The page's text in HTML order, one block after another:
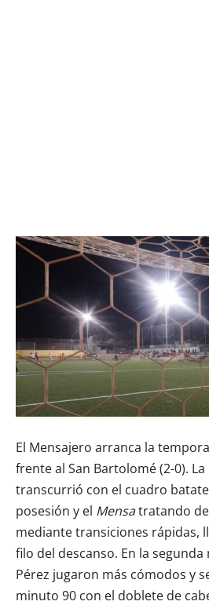
El Mensajero arranca la
frente al San Bartolomé (2-0).
transcurrió con el cuadro
posesión y el Mensatratando
mediante transiciones rápidas,
filo del descanso. En la
Pérez jugaron más cómodos y
minuto 90 con el doblete de